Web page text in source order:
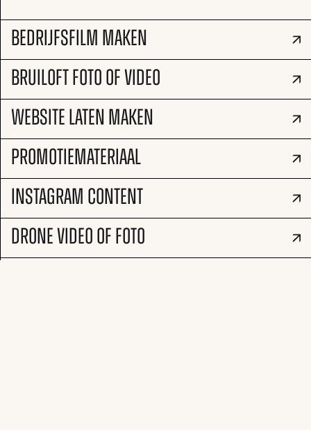
BEDRIJFSFILM MAKEN
BRUILOFT FOTO OF VIDEO
WEBSITE LATEN MAKEN
PROMOTIEMATERIAAL
INSTAGRAM CONTENT
DRONE VIDEO OF FOTO